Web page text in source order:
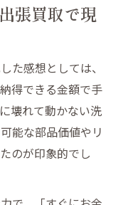
張買取で現
た感想としては、
得できる金額で手
壊れて動かない洗
能な部品価値やリ
のが印象的でし